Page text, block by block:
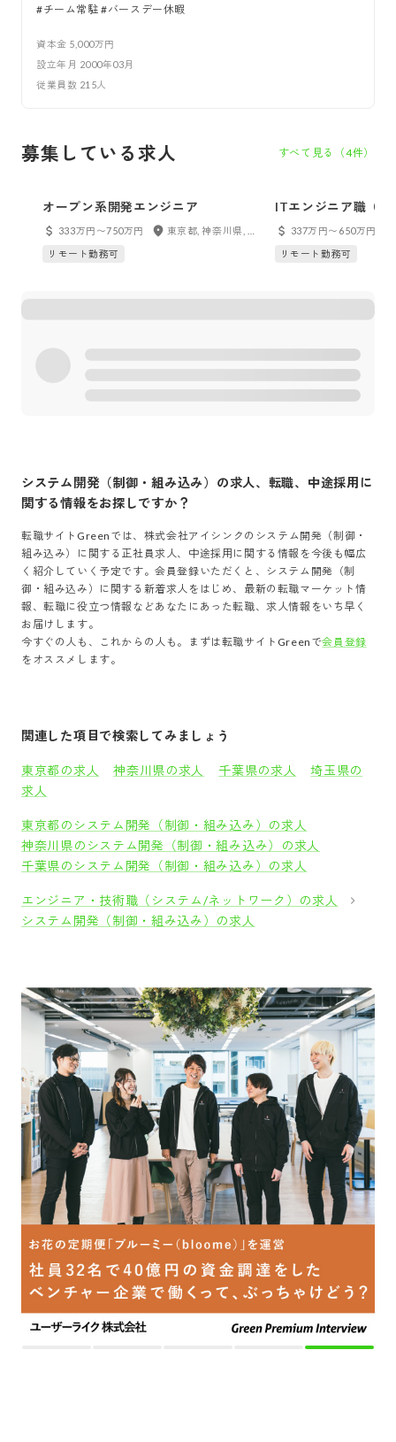
#チーム常駐 #バースデー休暇
資本金 5,000万円
設立年月 2000年03月
従業員数 215人
募集している求人 すべて見る（4件）
オープン系開発エンジニア
333万円〜750万円
リモート勤務可
ITエンジニア職（第
337万円〜650万円
リモート勤務可
システム開発（制御・組み込み） の求人、転職、中途採用に
関する情報をお探しですか？
転職サイトGreenでは、 株式会社アイシンク の システム開発（制御・
組み込み）
に関する正社員求人、中途採用に関する情報を今後も幅広
く紹介していく予定です。会員登録いただくと、 システム開発（制
御・組み込み）
に関する新着求人をはじめ、最新の転職マーケット情
報、転職に役立つ情報などあなたにあった転職、求人情報をいち早く
お届けします。
今すぐの人も、これからの人も。まずは転職サイトGreenで会員登録
をオススメします。
関連した項目で検索してみましょう
東京都の求人 神奈川県の求人 千葉県の求人
埼玉県の
求人
東京都のシステム開発（制御・組み込み）の求人
神奈川県のシステム開発（制御・組み込み）の求人
千葉県のシステム開発（制御・組み込み）の求人
エンジニア・技術職（システム/ネットワーク）の求人
システム開発（制御・組み込み）の求人